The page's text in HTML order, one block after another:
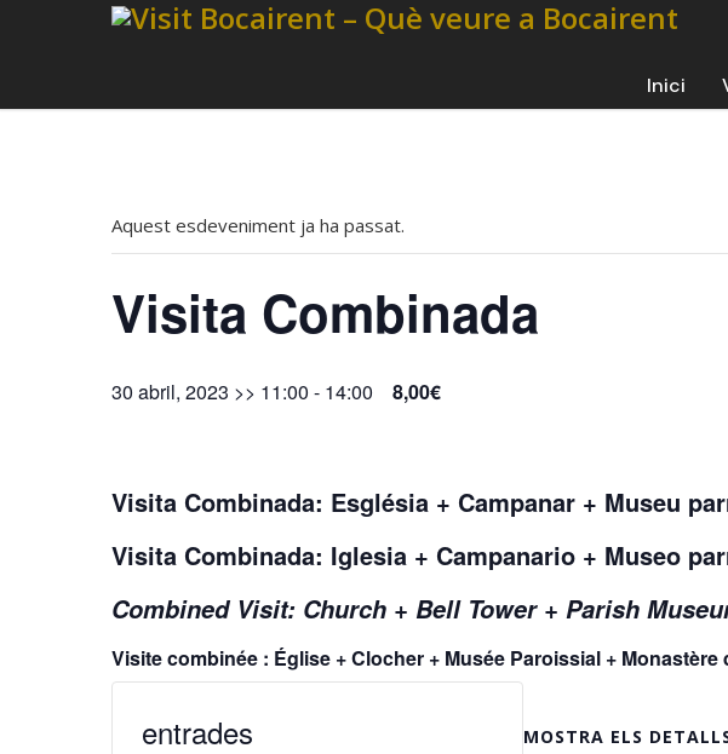
Inici
Aquest esdeveniment ja ha passat.
Visita Combinada
30 abril, 2023 >> 11:00 - 14:00 8,00€
Visita Combinada: Església + Campanar + Museu
Visita Combinada: Iglesia + Campanario + Museo
Combined Visit: Church + Bell Tower + Parish
Visite combinée : Église + Clocher + Musée Paroissial + Monastère
MOSTRA ELS
entrades